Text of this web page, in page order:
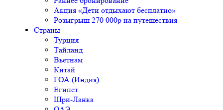
Акция «Дети отдыхают бесплатно»
Розыгрыш 270 000р на путешествия
Страны
Турция
Тайланд
Вьетнам
Китай
ГОА (Индия)
Египет
Шри-Ланка